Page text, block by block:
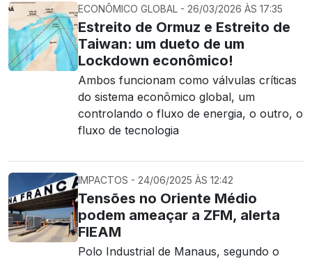
ECONÔMICO GLOBAL - 26/03/2026 ÀS 17:35
Estreito de Ormuz e Estreito de
Taiwan: um dueto de um
Lockdown econômico!
Ambos funcionam como válvulas críticas
do sistema econômico global, um
controlando o fluxo de energia, o outro, o
fluxo de tecnologia
IMPACTOS - 24/06/2025 ÀS 12:42
Tensões no Oriente Médio
podem ameaçar a ZFM, alerta
FIEAM
Polo Industrial de Manaus, segundo o